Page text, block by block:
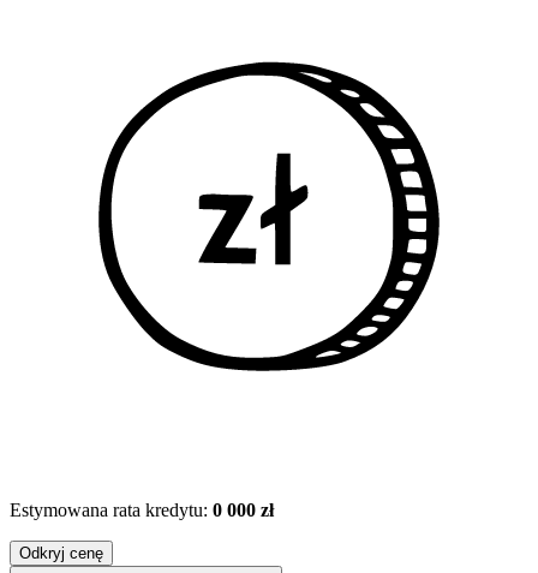
Estymowana rata kredytu: 0 000 zł
Odkryj cenę